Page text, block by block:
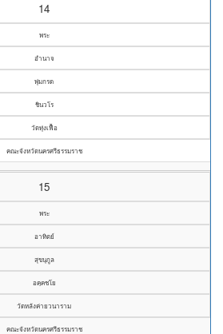
14
พระ
อำนาจ
พุ่มกรด
ชินวโร
วัดทุ่งเฟื้อ
คณะจังหวัดนครศรีธรรมราช
15
พระ
อาทิตย์
สุขนุกูล
อคฺคชโย
วัดหลังค่ายวนาราม
คณะจังหวัดนครศรีธรรมราช